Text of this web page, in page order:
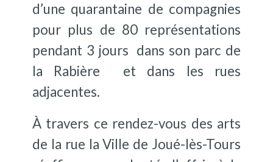
d’une quarantaine de compagnies
pour plus de 80 représentations
pendant 3 jours dans son parc de
la Rabière et dans les rues
adjacentes.
À travers ce rendez-vous des arts
de la rue la Ville de Joué-lès-Tours